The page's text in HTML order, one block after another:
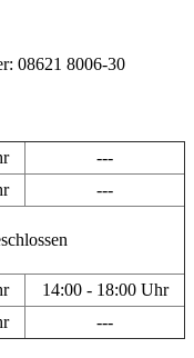
08621 8006-30
---
---
14:00 - 18:00 Uhr
---